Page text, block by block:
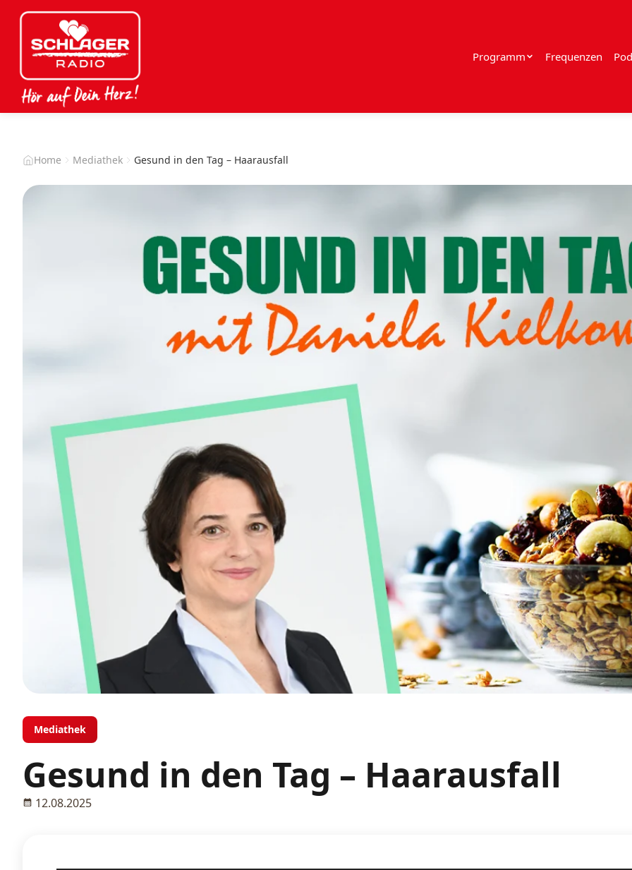
Programm Frequenzen
Home Mediathek Gesund in den Tag – Haarausfall
Mediathek
Gesund in den Tag – Haarausfall
12.08.2025